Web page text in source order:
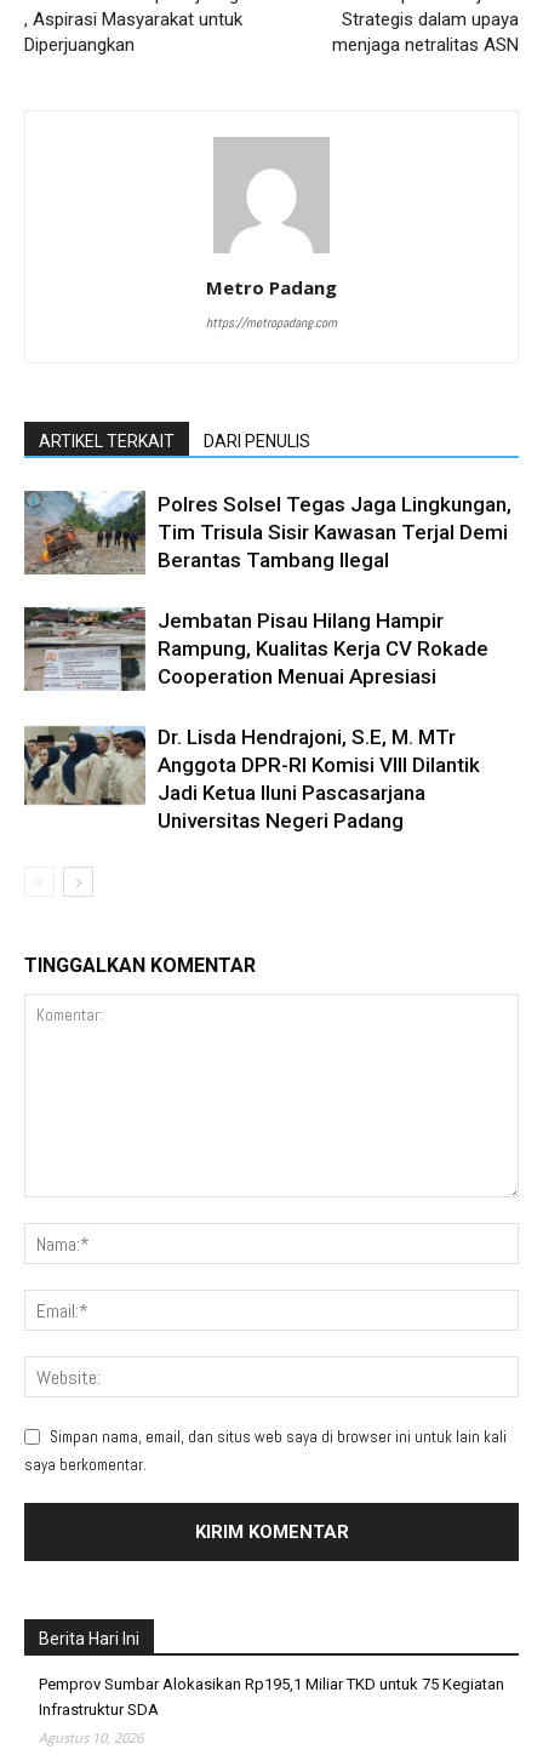
, Aspirasi Masyarakat untuk
Diperjuangkan
Strategis dalam upaya
menjaga netralitas ASN
Metro Padang
https://metropadang.com
ARTIKEL TERKAIT DARI PENULIS
Polres Solsel Tegas Jaga Lingkungan,
Tim Trisula Sisir Kawasan Terjal Demi
Berantas Tambang Ilegal
Jembatan Pisau Hilang Hampir
Rampung, Kualitas Kerja CV Rokade
Cooperation Menuai Apresiasi
Dr. Lisda Hendrajoni, S.E, M. MTr
Anggota DPR-RI Komisi VIII Dilantik
Jadi Ketua Iluni Pascasarjana
Universitas Negeri Padang
TINGGALKAN KOMENTAR
Simpan nama, email, dan situs web saya di browser ini untuk lain kali
saya berkomentar.
Berita Hari Ini
Pemprov Sumbar Alokasikan Rp195,1 Miliar TKD untuk 75 Kegiatan
Infrastruktur SDA
Agustus 10, 2026